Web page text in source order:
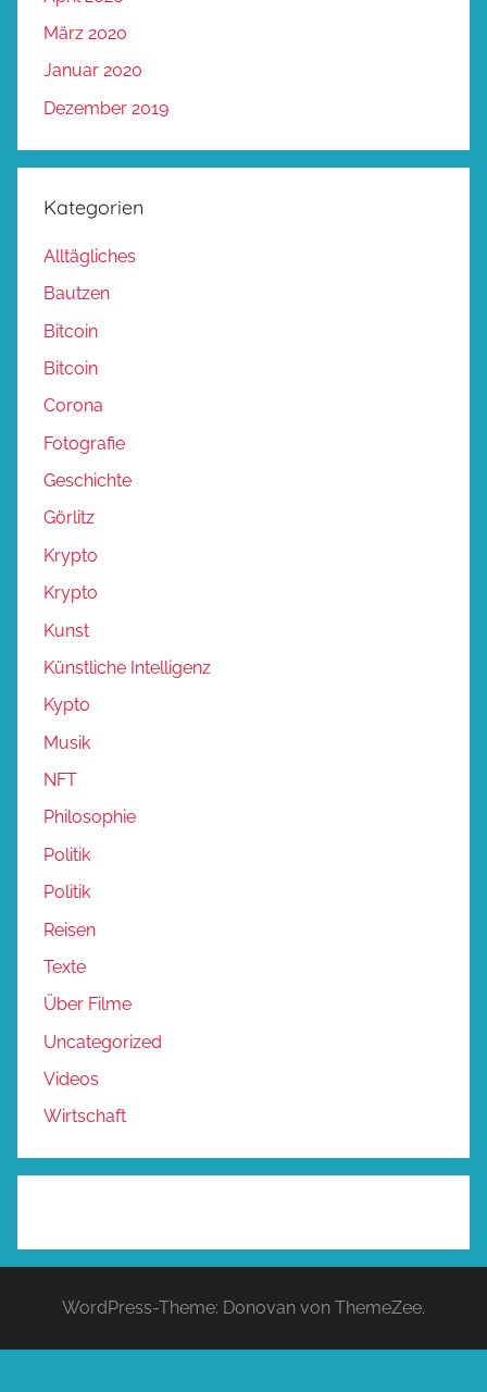
März 2020
Januar 2020
Dezember 2019
Kategorien
Alltägliches
Bautzen
Bitcoin
Bitcoin
Corona
Fotografie
Geschichte
Görlitz
Krypto
Krypto
Kunst
Künstliche Intelligenz
Kypto
Musik
NFT
Philosophie
Politik
Politik
Reisen
Texte
Über Filme
Uncategorized
Videos
Wirtschaft
WordPress-Theme: Donovan von ThemeZee.